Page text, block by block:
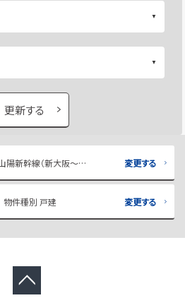
更新する
陽新幹線（新大阪～博多） 博多 変更する
物件種別 戸建 変更する